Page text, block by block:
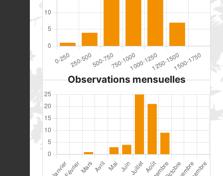
Observations mensuelles